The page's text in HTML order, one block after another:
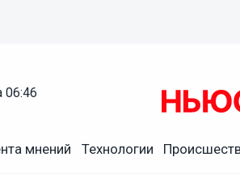
06:46
мнений Технологии
перешли на новые